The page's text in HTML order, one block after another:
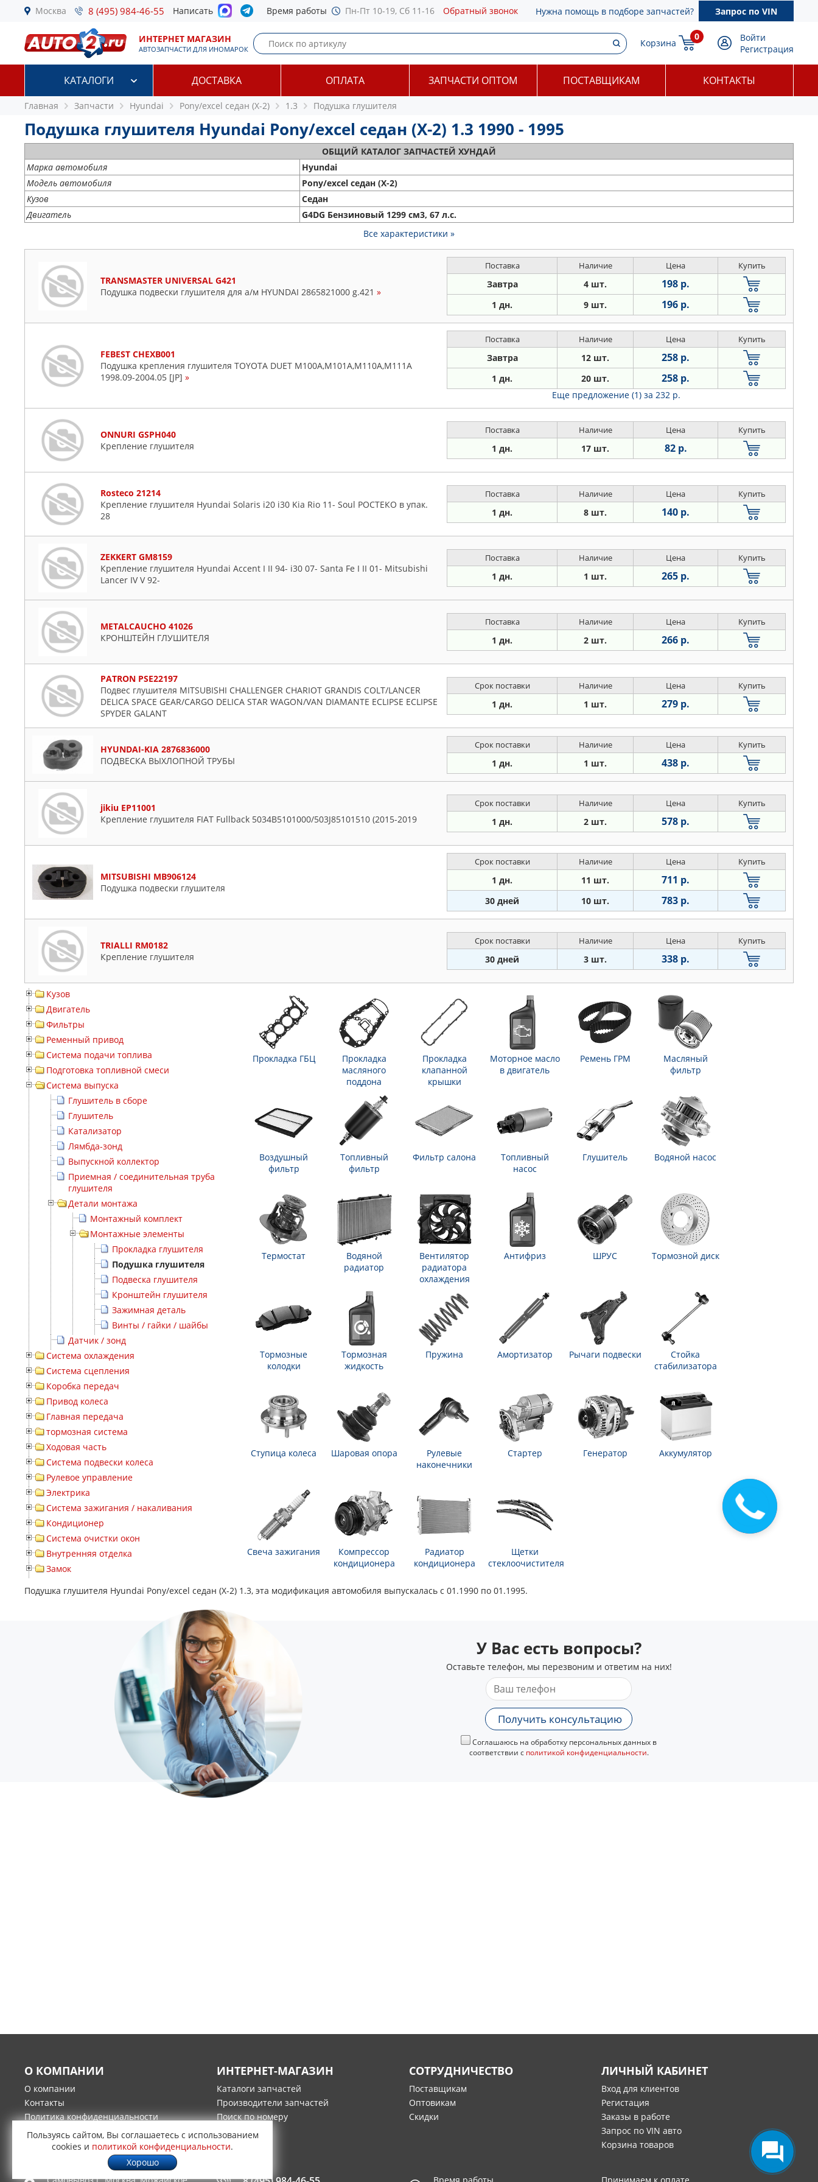
Москва 8 (495) 984-46-55 Написать Время работы Пн-Пт 10-19, Сб 11-16 Обратный звонок Нужна помощь в подборе запчастей? Запрос по VIN
ИНТЕРНЕТ МАГАЗИН
АВТОЗАПЧАСТИ ДЛЯ ИНОМАРОК
Корзина
0
Войти
Регистрация
КАТАЛОГИ ДОСТАВКА ОПЛАТА ЗАПЧАСТИ ОПТОМ ПОСТАВЩИКАМ КОНТАКТЫ
Главная Запчасти Hyundai Pony/excel седан (X-2) 1.3 Подушка глушителя
Подушка глушителя Hyundai Pony/excel седан (X-2) 1.3 1990 - 1995
ОБЩИЙ КАТАЛОГ ЗАПЧАСТЕЙ ХУНДАЙ
Марка автомобиля
Hyundai
Модель автомобиля
Pony/excel седан (X-2)
Кузов
Седан
Двигатель
G4DG Бензиновый 1299 см3, 67 л.с.
Все характеристики »
TRANSMASTER UNIVERSAL G421
Подушка подвески глушителя для а/м HYUNDAI 2865821000 g.421 »
Поставка Наличие Цена Купить
Завтра 4 шт. 198 р.
1 дн. 9 шт. 196 р.
FEBEST CHEXB001
Подушка крепления глушителя TOYOTA DUET M100A,M101A,M110A,M111A
1998.09-2004.05 [JP] »
Поставка Наличие Цена Купить
Завтра 12 шт. 258 р.
1 дн. 20 шт. 258 р.
Еще предложение (1) за 232 р.
ONNURI GSPH040
Крепление глушителя
Поставка Наличие Цена Купить
1 дн. 17 шт. 82 р.
Rosteco 21214
Крепление глушителя Hyundai Solaris i20 i30 Kia Rio 11- Soul РОСТЕКО в упак.
28
Поставка Наличие Цена Купить
1 дн. 8 шт. 140 р.
ZEKKERT GM8159
Крепление глушителя Hyundai Accent I II 94- i30 07- Santa Fe I II 01- Mitsubishi
Lancer IV V 92-
Поставка Наличие Цена Купить
1 дн. 1 шт. 265 р.
METALCAUCHO 41026
КРОНШТЕЙН ГЛУШИТЕЛЯ
Поставка Наличие Цена Купить
1 дн. 2 шт. 266 р.
PATRON PSE22197
Подвес глушителя MITSUBISHI CHALLENGER CHARIOT GRANDIS COLT/LANCER
DELICA SPACE GEAR/CARGO DELICA STAR WAGON/VAN DIAMANTE ECLIPSE ECLIPSE
SPYDER GALANT
Срок поставки Наличие Цена Купить
1 дн. 1 шт. 279 р.
HYUNDAI-KIA 2876836000
ПОДВЕСКА ВЫХЛОПНОЙ ТРУБЫ
Срок поставки Наличие Цена Купить
1 дн. 1 шт. 438 р.
jikiu EP11001
Крепление глушителя FIAT Fullback 5034B5101000/503J85101510 (2015-2019
Срок поставки Наличие Цена Купить
1 дн. 2 шт. 578 р.
MITSUBISHI MB906124
Подушка подвески глушителя
Срок поставки Наличие Цена Купить
1 дн. 11 шт. 711 р.
30 дней 10 шт. 783 р.
TRIALLI RM0182
Крепление глушителя
Срок поставки Наличие Цена Купить
30 дней 3 шт. 338 р.
Кузов
Двигатель
Фильтры
Ременный привод
Система подачи топлива
Подготовка топливной смеси
Система выпуска
Глушитель в сборе
Глушитель
Катализатор
Лямбда-зонд
Выпускной коллектор
Приемная / соединительная труба
глушителя
Детали монтажа
Монтажный комплект
Монтажные элементы
Прокладка глушителя
Подушка глушителя
Подвеска глушителя
Кронштейн глушителя
Зажимная деталь
Винты / гайки / шайбы
Датчик / зонд
Система охлаждения
Система сцепления
Коробка передач
Привод колеса
Главная передача
тормозная система
Ходовая часть
Система подвески колеса
Рулевое управление
Электрика
Система зажигания / накаливания
Кондиционер
Система очистки окон
Внутренняя отделка
Замок
Прокладка ГБЦ
Прокладка
масляного
поддона
Прокладка
клапанной
крышки
Моторное масло
в двигатель
Ремень ГРМ
Масляный
фильтр
Воздушный
фильтр
Топливный
фильтр
Фильтр салона
Топливный
насос
Глушитель Водяной насос
Термостат
Водяной
радиатор
Вентилятор
радиатора
охлаждения
Антифриз ШРУС Тормозной диск
Тормозные
колодки
Тормозная
жидкость
Пружина Амортизатор Рычаги подвески
Стойка
стабилизатора
Ступица колеса Шаровая опора
Рулевые
наконечники
Стартер Генератор Аккумулятор
Свеча зажигания
Компрессор
кондиционера
Радиатор
кондиционера
Щетки
стеклоочистителя
Подушка глушителя Hyundai Pony/excel седан (X-2) 1.3, эта модификация автомобиля выпускалась с 01.1990 по 01.1995.
У Вас есть вопросы?
Оставьте телефон, мы перезвоним и ответим на них!
Получить консультацию
Соглашаюсь на обработку персональных данных в
соответствии с политикой конфиденциальности.
О КОМПАНИИ
О компании
Контакты
Политика конфиденциальности
Гарантия и возврат товара
ИНТЕРНЕТ-МАГАЗИН
Каталоги запчастей
Производители запчастей
Поиск по номеру
Оплата
Доставка
СОТРУДНИЧЕСТВО
Поставщикам
Оптовикам
Скидки
ЛИЧНЫЙ КАБИНЕТ
Вход для клиентов
Регистация
Заказы в работе
Запрос по VIN авто
Корзина товаров
Пользуясь сайтом, Вы соглашаетесь с использованием
cookies и политикой конфиденциальности.
Хорошо